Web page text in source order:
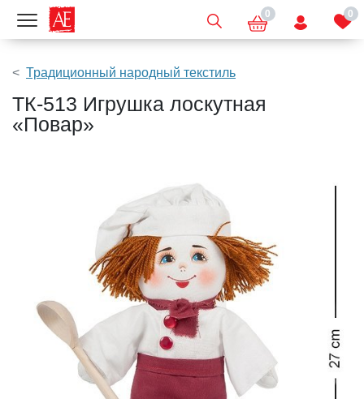
Показать меню 0 0
Традиционный народный текстиль
ТК-513 Игрушка лоскутная
«Повар»